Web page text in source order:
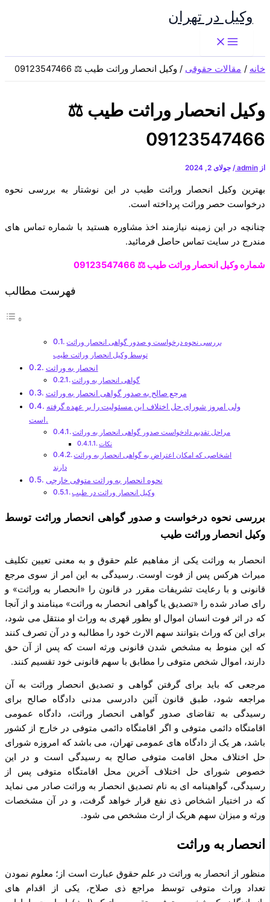
وکیل در تهران
خانه مقالات حقوقی وکیل انحصار وراثت طیب ⚖️ 09123547466
وکیل انحصار وراثت طیب ⚖️
09123547466
از admin
/ جولای 2, 2024
بهترین وکیل انحصار وراثت طیب در این نوشتار به بررسی نحوه
درخواست حصر وراثت پرداخته است.
چنانچه در این زمینه نیازمند اخذ مشاوره هستید با شماره تماس های
مندرج در سایت تماس حاصل فرمائید.
شماره وکیل انحصار وراثت طیب ⚖️ 09123547466
فهرست مطالب
بررسی نحوه درخواست و صدور گواهی انحصار وراثت
توسط وکیل انحصار وراثت طیب
انحصار به وراثت
گواهی انحصار به وراثت
مرجع صالح به صدور گواهی انحصار به وراثت
ولی امروز شورای حل اختلاف این مسئولیت را بر عهده گرفته
است.
مراحل تقدیم دادخواست صدور گواهی انحصار به وراثت
نکات
اشخاصی که امکان اعتراض به گواهی انحصار به وراثت
دارند
نحوه انحصار به وراثت متوفی خارجی
وکیل انحصار وراثت در طیب
بررسی نحوه درخواست و صدور گواهی انحصار وراثت توسط
وکیل انحصار وراثت طیب
انحصار به وراثت یکی از مفاهیم علم حقوق و به معنی تعیین تکلیف
میراث هرکس پس از فوت اوست. رسیدگی به این امر از سوی مرجع
قانونی و با رعایت تشریفات مقرر در قانون را «انحصار به وراثت» و
رای صادر شده را «تصدیق یا گواهی انحصار به وراثت» مینامند و از آنجا
که در اثر فوت انسان اموال او بطور قهری به وراث او منتقل می‌ شود،
برای این­ که وراث بتوانند سهم الارث خود را مطالبه و در آن تصرف کنند
که این منوط به مشخص شدن قانونی ورثه است که پس از آن حق
دارند، اموال شخص متوفی را مطابق با سهم قانونی خود تقسیم کنند.
مرجعی که باید برای گرفتن گواهی و تصدیق انحصار وراثت به آن
مراجعه شود، طبق قانون آئین دادرسی مدنی دادگاه صالح برای
رسیدگی به تقاضای صدور گواهی انحصار وراثت، دادگاه عمومی
اقامتگاه دائمی متوفی و اگر اقامتگاه دائمی متوفی در خارج از کشور
باشد، هر یک از دادگاه ‌های عمومی تهران، می ­باشد که امروزه شورای
حل اختلاف محل اقامت متوفی صالح به رسیدگی است و در این
خصوص شورای حل اختلاف آخرین محل اقامتگاه متوفی پس از
رسیدگی، گواهینامه‌ ای به نام تصدیق انحصار به وراثت صادر می‌ نماید
که در اختیار اشخاص ذی‌ نفع قرار خواهد گرفت، و در آن مشخصات
ورثه و میزان سهم هریک از ارث مشخص می ­شود.
انحصار به وراثت
منظور از انحصار به وراثت در علم حقوق عبارت است از؛ معلوم نمودن
تعداد وراث متوفی توسط مراجع ذی­ صلاح، یکی از اقدام ­های